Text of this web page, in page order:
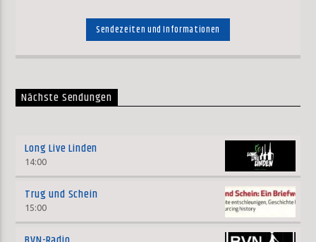
Sendezeiten und Informationen
Nächste Sendungen
Long Live Linden
14:00
Trug und Schein
15:00